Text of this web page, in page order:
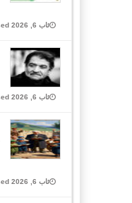
ئاب 6, 2026 Closed
ئاب 6, 2026 Closed
ئاب 6, 2026 Closed